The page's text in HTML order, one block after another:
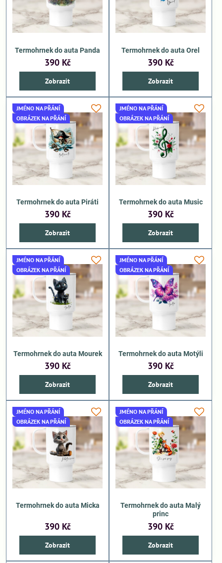
Termohrnek do auta Panda
390 Kč
Zobrazit
Termohrnek do auta Orel
390 Kč
Zobrazit
JMÉNO NA PŘÁNÍ
OBRÁZEK NA PŘÁNÍ
Termohrnek do auta Piráti
390 Kč
Zobrazit
JMÉNO NA PŘÁNÍ
OBRÁZEK NA PŘÁNÍ
Termohrnek do auta Music
390 Kč
Zobrazit
JMÉNO NA PŘÁNÍ
OBRÁZEK NA PŘÁNÍ
Termohrnek do auta Mourek
390 Kč
Zobrazit
JMÉNO NA PŘÁNÍ
OBRÁZEK NA PŘÁNÍ
Termohrnek do auta Motýli
390 Kč
Zobrazit
JMÉNO NA PŘÁNÍ
OBRÁZEK NA PŘÁNÍ
Termohrnek do auta Micka
390 Kč
Zobrazit
JMÉNO NA PŘÁNÍ
OBRÁZEK NA PŘÁNÍ
Termohrnek do auta Malý
princ
390 Kč
Zobrazit